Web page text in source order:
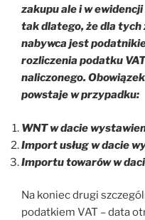
zakupu ale i w
tak dlatego, że dla tych
nabywca jest
rozliczenia podatku
naliczonego.
powstaje w przypadku:
WNT w dacie
Import usług w dacie
Importu towarów w
Na koniec drugi
podatkiem VAT – data